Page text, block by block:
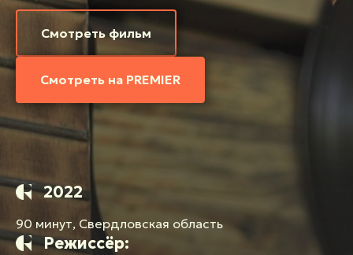
Смотреть фильм
Смотреть на PREMIER
2022
90 минут, Свердловская область
Режиссёр: